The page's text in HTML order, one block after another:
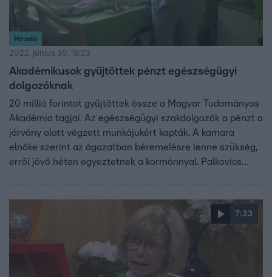
Híradó
2022. június 30. 16:23
Akadémikusok gyűjtöttek pénzt egészségügyi
dolgozóknak
20 millió forintot gyűjtöttek össze a Magyar Tudományos
Akadémia tagjai. Az egészségügyi szakdolgozók a pénzt a
járvány alatt végzett munkájukért kapták. A kamara
elnöke szerint az ágazatban béremelésre lenne szükség,
erről jövő héten egyeztetnek a kormánnyal. Palkovics
megegyezni az unióval, jelentős plusz pénz lesz az
egészségügyben.
7:33